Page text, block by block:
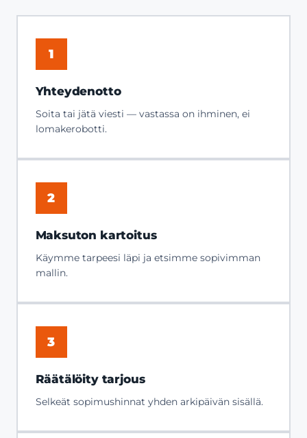
1
Yhteydenotto
Soita tai jätä viesti — vastassa on ihminen, ei
lomakerobotti.
2
Maksuton kartoitus
Käymme tarpeesi läpi ja etsimme sopivimman
mallin.
3
Räätälöity tarjous
Selkeät sopimushinnat yhden arkipäivän sisällä.